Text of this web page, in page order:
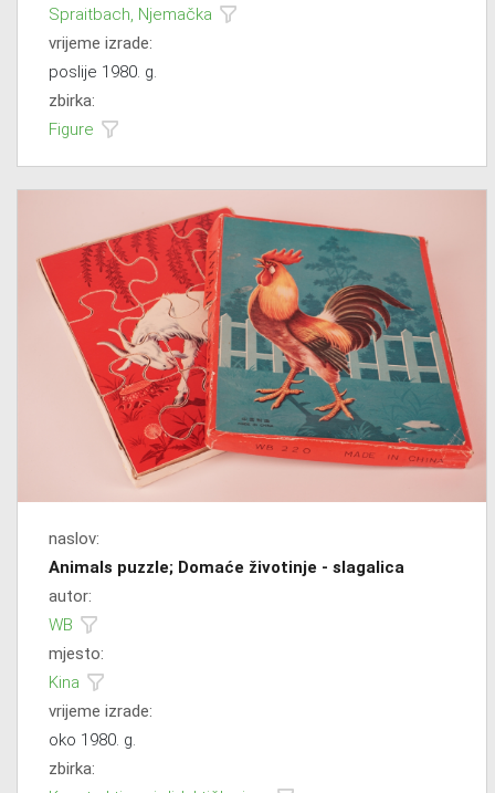
Spraitbach, Njemačka
vrijeme izrade:
poslije 1980. g.
zbirka:
Figure
naslov:
Animals puzzle; Domaće životinje - slagalica
autor:
WB
mjesto:
Kina
vrijeme izrade:
oko 1980. g.
zbirka: